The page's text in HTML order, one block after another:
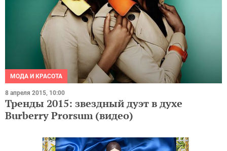
МОДА И КРАСОТА
8 апреля 2015, 10:00
Тренды 2015: звездный дуэт в духе
Burberry Prorsum (видео)